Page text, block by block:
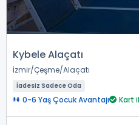
Kybele Alaçatı
İzmir Çeşme Alaçatı
İadesiz Sadece Oda
0-6 Yaş Çocuk Avantajı Kart